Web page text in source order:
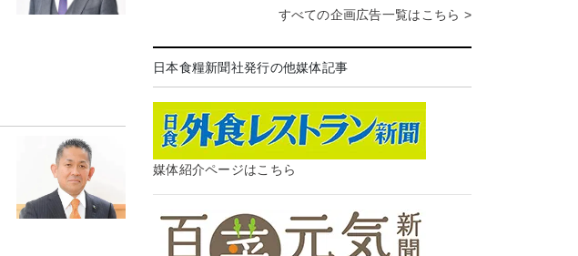
すべての企画広告一覧はこちら >
日本食糧新聞社発行の他媒体記事
媒体紹介ページはこちら